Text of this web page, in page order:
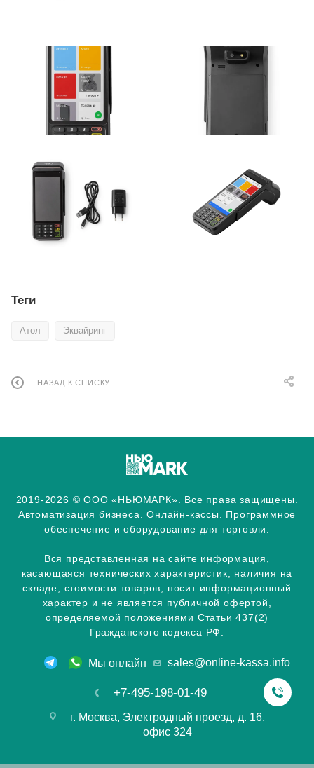
Теги
Атол Эквайринг
НАЗАД К СПИСКУ
2019-2026 © ООО «НЬЮМАРК». Все права защищены.
Автоматизация бизнеса. Онлайн-кассы. Программное
обеспечение и оборудование для торговли.
Вся представленная на сайте информация,
касающаяся технических характеристик, наличия на
складе, стоимости товаров, носит информационный
характер и не является публичной офертой,
определяемой положениями Статьи 437(2)
Гражданского кодекса РФ.
Мы онлайн sales@online-kassa.info
+7-495-198-01-49
г. Москва, Электродный проезд, д. 16,
офис 324